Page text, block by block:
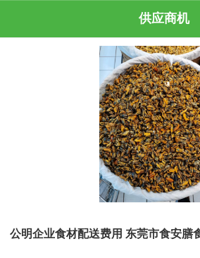
供应商机
公明企业食材配送费用 东莞市食安膳